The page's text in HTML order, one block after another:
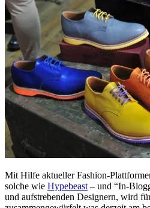
Mit Hilfe aktueller Fashion-
solche wie Hypebeast – und “In-
und aufstrebenden Designern, wird